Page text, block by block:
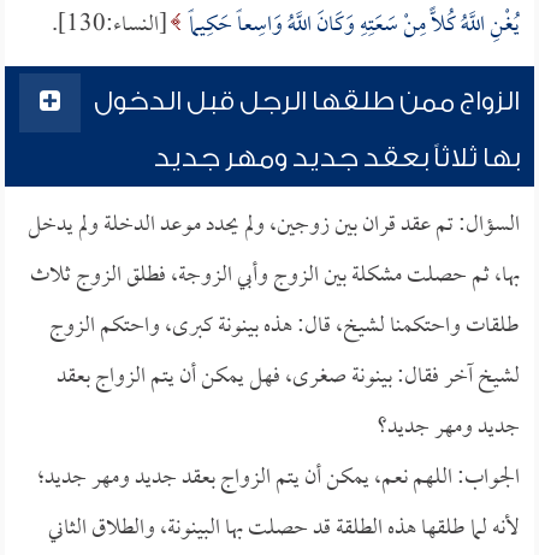
يُغْنِ اللَّهُ كُلاًّ مِنْ سَعَتِهِ وَكَانَ اللَّهُ وَاسِعاً حَكِيماً [النساء:130].
الزواج ممن طلقها الرجل قبل الدخول
بها ثلاثاً بعقد جديد ومهر جديد
السؤال: تم عقد قران بين زوجين، ولم يحدد موعد الدخلة ولم يدخل
بها، ثم حصلت مشكلة بين الزوج وأبي الزوجة، فطلق الزوج ثلاث
طلقات واحتكمنا لشيخ، قال: هذه بينونة كبرى، واحتكم الزوج
لشيخ آخر فقال: بينونة صغرى، فهل يمكن أن يتم الزواج بعقد
جديد ومهر جديد؟
الجواب: اللهم نعم، يمكن أن يتم الزواج بعقد جديد ومهر جديد؛
لأنه لما طلقها هذه الطلقة قد حصلت بها البينونة، والطلاق الثاني